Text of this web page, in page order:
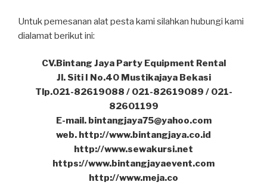
Untuk pemesanan alat pesta kami silahkan hubungi kami
dialamat berikut ini:
CV.Bintang Jaya Party Equipment Rental
Jl. Siti I No.40 Mustikajaya Bekasi
Tlp.021-82619088 / 021-82619089 / 021-
82601199
E-mail. bintangjaya75@yahoo.com
web. http://www.bintangjaya.co.id
http://www.sewakursi.net
https://www.bintangjayaevent.com
http://www.meja.co